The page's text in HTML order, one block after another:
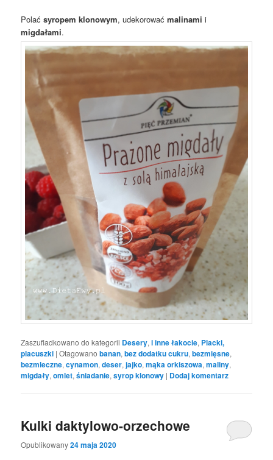
Polaćsyropem klonowym, udekorować malinami i
migdałami.
Zaszufladkowano do kategorii Desery,i inne łakocie, Placki,
placuszki |Otagowano banan,bez dodatku cukru,bezmięsne,
bezmleczne,cynamon,deser,jajko,mąka orkiszowa,maliny,
migdały,omlet,śniadanie,syrop klonowy | Dodaj komentarz
Kulki daktylowo-orzechowe
Opublikowany24 maja 2020